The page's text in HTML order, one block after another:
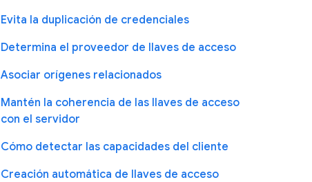
Evita la duplicación de credenciales
Determina el proveedor de llaves de acceso
Asociar orígenes relacionados
Mantén la coherencia de las llaves de acceso
con el servidor
Cómo detectar las capacidades del cliente
Creación automática de llaves de acceso